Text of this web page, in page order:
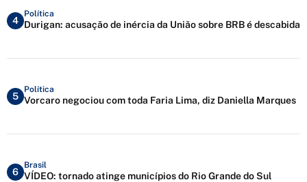
4
Política
Durigan: acusação de inércia da União sobre BRB é descabida
5
Política
Vorcaro negociou com toda Faria Lima, diz Daniella Marques
6
Brasil
VÍDEO: tornado atinge municípios do Rio Grande do Sul